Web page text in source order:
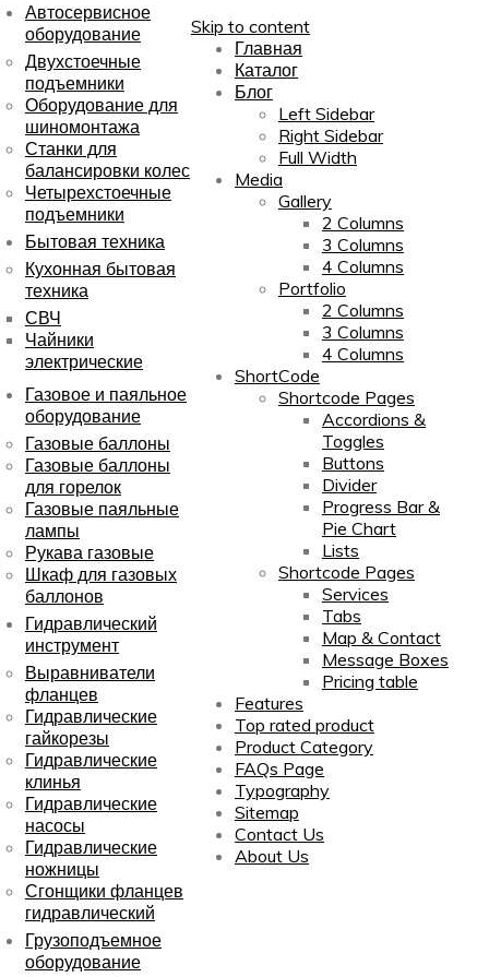
Skip to content
Главная
Каталог
Блог
Left Sidebar
Right Sidebar
Full Width
Media
Gallery
2 Columns
3 Columns
4 Columns
Portfolio
2 Columns
3 Columns
4 Columns
ShortCode
Shortcode Pages
Accordions &
Toggles
Buttons
Divider
Progress Bar &
Pie Chart
Lists
Shortcode Pages
Services
Tabs
Map & Contact
Message Boxes
Pricing table
Features
Top rated product
Product Category
FAQs Page
Typography
Sitemap
Contact Us
About Us
Автосервисное
оборудование
Двухстоечные
подъемники
Оборудование для
шиномонтажа
Станки для
балансировки колес
Четырехстоечные
подъемники
Бытовая техника
Кухонная бытовая
техника
СВЧ
Чайники
электрические
Газовое и паяльное
оборудование
Газовые баллоны
Газовые баллоны
для горелок
Газовые паяльные
лампы
Рукава газовые
Шкаф для газовых
баллонов
Гидравлический
инструмент
Выравниватели
фланцев
Гидравлические
гайкорезы
Гидравлические
клинья
Гидравлические
насосы
Гидравлические
ножницы
Сгонщики фланцев
гидравлический
Грузоподъемное
оборудование